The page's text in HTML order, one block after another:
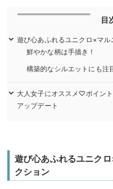
目
遊び心あふれるユニクロ×マ
鮮やかな柄は手描き！
構築的なシルエットにも注
大人女子にオススメ♡ポイン
アップデート
遊び心あふれるユニク
クション